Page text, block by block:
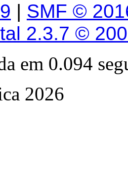
| SMF ©
2.3.7 ©
em 0.094
2026